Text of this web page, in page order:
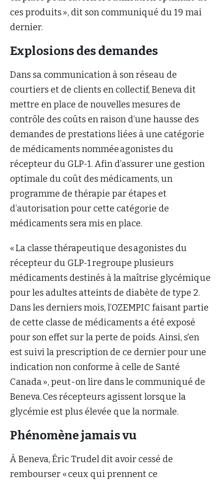
ces produits », dit son communiqué du 19 mai
dernier.
Explosions des demandes
Dans sa communication à son réseau de
courtiers et de clients en collectif, Beneva dit
mettre en place de nouvelles mesures de
contrôle des coûts en raison d’une hausse des
demandes de prestations liées à une catégorie
de médicaments nommée agonistes du
récepteur du GLP-1. Afin d’assurer une gestion
optimale du coût des médicaments, un
programme de thérapie par étapes et
d’autorisation pour cette catégorie de
médicaments sera mis en place.
« La classe thérapeutique des agonistes du
récepteur du GLP-1 regroupe plusieurs
médicaments destinés à la maîtrise glycémique
pour les adultes atteints de diabète de type 2.
Dans les derniers mois, l’OZEMPIC faisant partie
de cette classe de médicaments a été exposé
pour son effet sur la perte de poids. Ainsi, s'en
est suivi la prescription de ce dernier pour une
indication non conforme à celle de Santé
Canada », peut-on lire dans le communiqué de
Beneva. Ces récepteurs agissent lorsque la
glycémie est plus élevée que la normale.
Phénomène jamais vu
À Beneva, Éric Trudel dit avoir cessé de
rembourser « ceux qui prennent ce